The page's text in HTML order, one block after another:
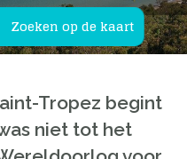
Zoeken op de kaart
Tropez begint
niet tot het